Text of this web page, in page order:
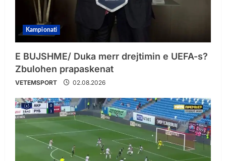
Kampionati
E BUJSHME/ Duka merr drejtimin e UEFA-s?
Zbulohen prapaskenat
VETEMSPORT 02.08.2026